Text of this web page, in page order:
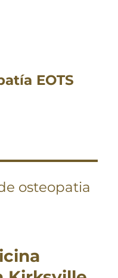
EOTS
osteopatia